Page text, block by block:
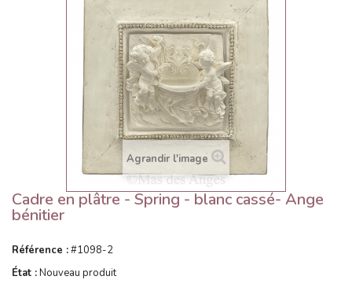
Agrandir l'image
Cadre en plâtre - Spring - blanc cassé- Ange
bénitier
Référence :#1098-2
État :Nouveau produit